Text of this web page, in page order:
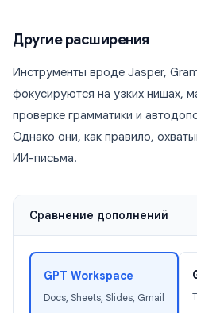
Другие расширения
Инструменты вроде Jasper,
фокусируются на узких нишах,
проверке грамматики и
Однако они, как правило,
ИИ-письма.
Сравнение дополнений
GPT Workspace
Docs, Sheets, Slides, Gmail